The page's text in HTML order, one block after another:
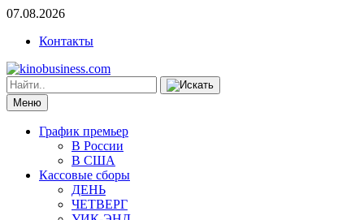
07.08.2026
Контакты
Меню
График премьер
В России
В США
Кассовые сборы
ДЕНЬ
ЧЕТВЕРГ